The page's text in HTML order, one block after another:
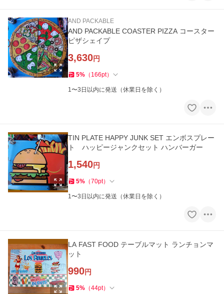
AND PACKABLE
AND PACKABLE COASTER PIZZA コースター
ピザシェイプ
3,630円
5% （ 166pt）
1〜3日以内に発送（休業日を除く）
TIN PLATE HAPPY JUNK SET エンボスプレー
ト ハッピージャンクセット ハンバーガー
1,540円
5% （70pt）
1〜3日以内に発送（休業日を除く）
LA FAST FOOD テーブルマット ランチョンマ
ット
990円
5% （44pt）